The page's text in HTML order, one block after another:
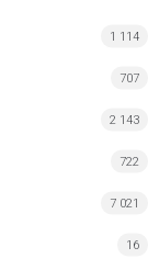
1 114
707
2 143
722
7 021
16